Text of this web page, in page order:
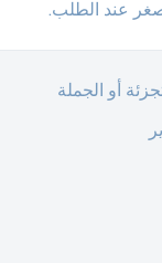
عند الطلب.
أو الجملة